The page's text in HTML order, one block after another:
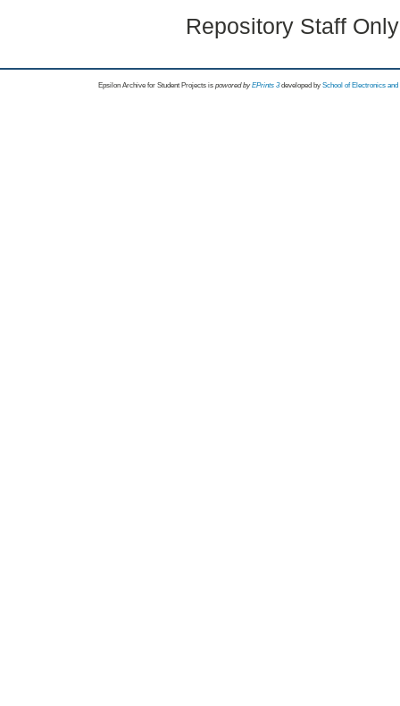
Repository Staff
Epsilon Archive for Student Projects is powored byEPrints 3 developed by School of Electronics